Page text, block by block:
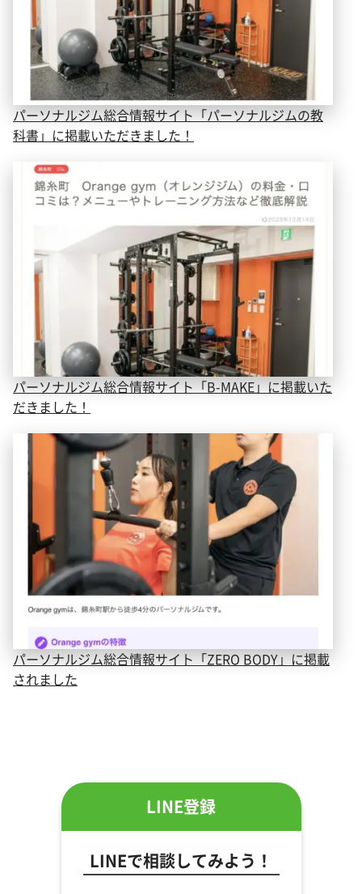
パーソナルジム総合情報サイト「パーソナルジムの教
科書」に掲載いただきました！
パーソナルジム総合情報サイト「B-MAKE」に掲載いた
だきました！
パーソナルジム総合情報サイト「ZERO BODY」に掲載
されました
LINE登録
LINEで相談してみよう！